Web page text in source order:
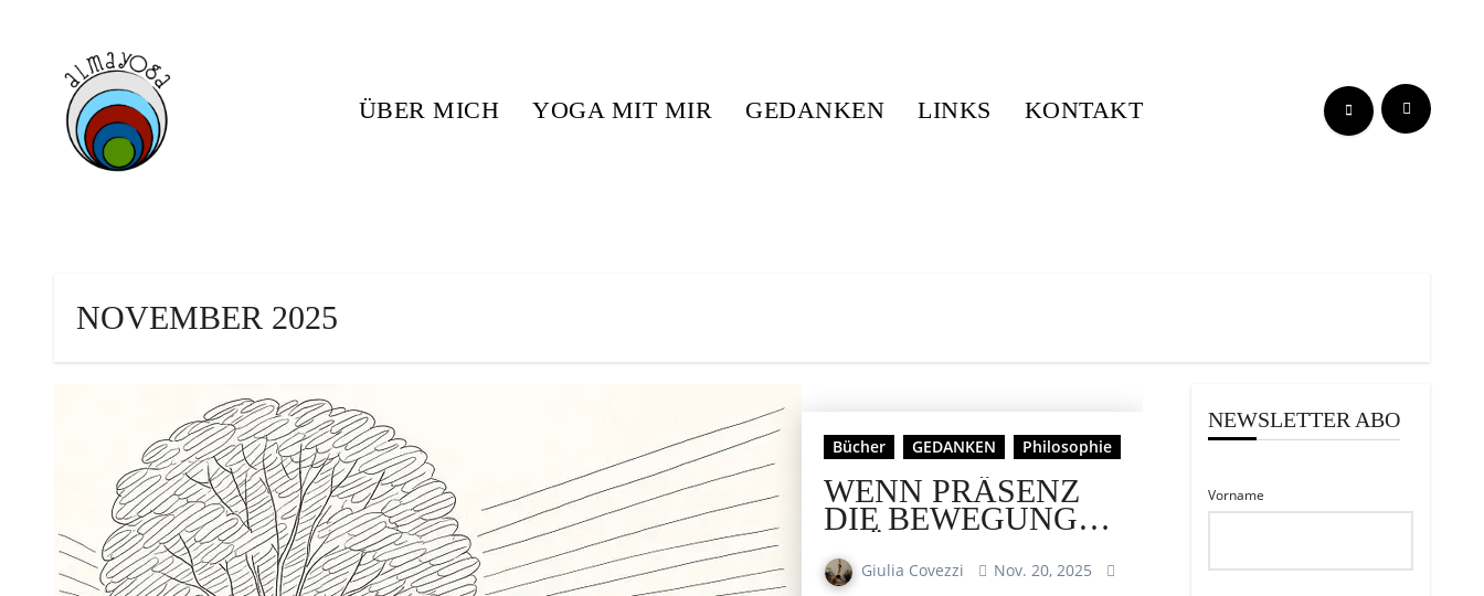
ÜBER MICH YOGA MIT MIR GEDANKEN LINKS KONTAKT
NOVEMBER 2025
Bücher GEDANKEN Philosophie
WENN PRÄSENZ
DIE BEWEGUNG
STILLE
Giulia Covezzi
Nov. 20, 2025
NEWSLETTER ABO
Vorname